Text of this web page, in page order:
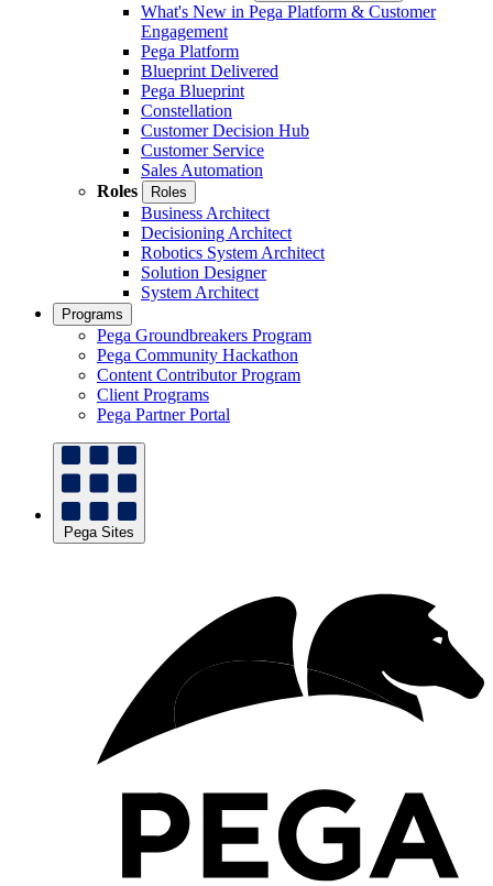
What's New in Pega Platform & Customer
Engagement
Pega Platform
Blueprint Delivered
Pega Blueprint
Constellation
Customer Decision Hub
Customer Service
Sales Automation
Roles
Roles
Business Architect
Decisioning Architect
Robotics System Architect
Solution Designer
System Architect
Programs
Pega Groundbreakers Program
Pega Community Hackathon
Content Contributor Program
Client Programs
Pega Partner Portal
Pega Sites